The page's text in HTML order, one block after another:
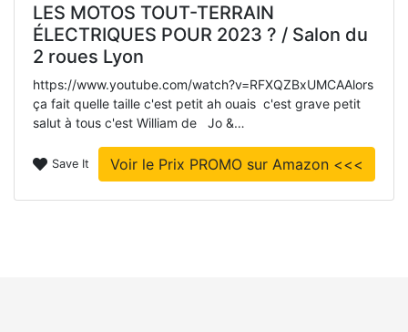
LES MOTOS TOUT-TERRAIN
ÉLECTRIQUES POUR 2023 ? / Salon du
2 roues Lyon
https://www.youtube.com/watch?v=RFXQZBxUMCAAlors
ça fait quelle taille c'est petit ah ouais c'est grave petit
salut à tous c'est William de Jo &…
Save It Voir le Prix PROMO sur Amazon <<<